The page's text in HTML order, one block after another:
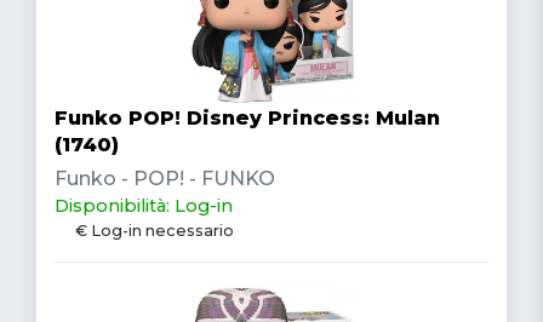
Funko POP! Disney Princess: Mulan
(1740)
Funko - POP! - FUNKO
Disponibilità: Log-in
€ Log-in necessario